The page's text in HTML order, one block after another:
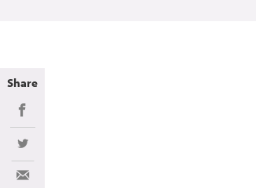
Share
Share on Facebook
Share on Twitter
Share via Email